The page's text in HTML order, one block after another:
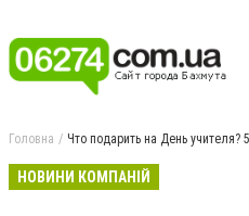
Головна Что подарить на День учителя?
НОВИНИ КОМПАНІЙ